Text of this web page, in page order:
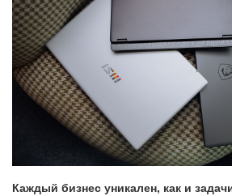
Каждый бизнес уникален, как и